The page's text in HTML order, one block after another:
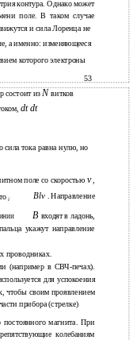
контура. Однако может
поле. В таком случае
и сила Лоренца не
а именно: изменяющееся
которого электроны
53
состоит изNвитков
dt dt
сила тока равна нулю, но
поле со скоростью v
тоi Blv . Направление
B входят в ладонь,
укажут направление
проводниках.
(например в СВЧ-печах).
для успокоения
чтобы своим проявлением
прибора (стрелке)
постоянного магнита. При
колебаниям